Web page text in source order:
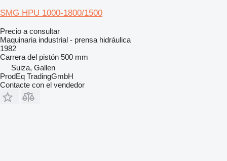
SMG HPU 1000-1800/1500
Precio a consultar
Maquinaria industrial - prensa hidráulica
1982
Carrera del pistón 500 mm
Suiza, Gallen
ProdEq TradingGmbH
Contacte con el vendedor